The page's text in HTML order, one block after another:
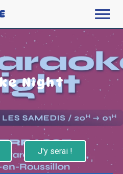
Night
J'y serai !